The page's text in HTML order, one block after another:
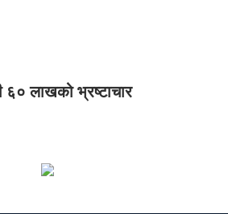
६० लाखको भ्रष्टाचार